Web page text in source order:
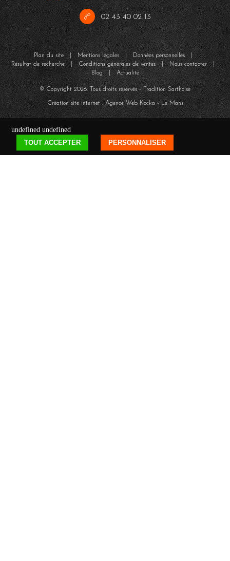
02 43 40 02 13
Plan du site| Mentions légales| Données personnelles|
Résultat de recherche| Conditions générales de ventes | Nous contacter|
Blog| Actualité
© Copyright2026. Tous droits réservés - Tradition Sarthoise
Création site internet : Agence WebKocka- Le Mans
undefined undefined
TOUT ACCEPTER
PERSONNALISER